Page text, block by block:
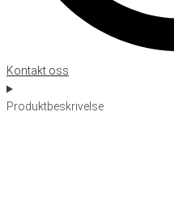
Kontakt oss
Produktbeskrivelse